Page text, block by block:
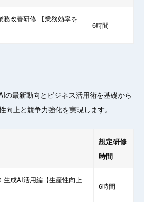
改善研修 【業務効率を
6時間
の最新動向とビジネス活用術を基礎から
向上と競争力強化を実現します。
想定研修
時間
成AI活用編【生産性向上
6時間